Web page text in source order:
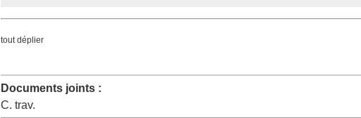
tout déplier
Documents joints :
C. trav.